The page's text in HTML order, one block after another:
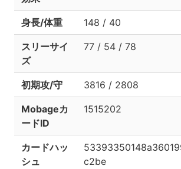
身長/体重 148 / 40
スリーサイ
ズ
77 / 54 / 78
初期攻/守 3816 / 2808
Mobageカ
ードID
1515202
カードハッ
シュ
c2be